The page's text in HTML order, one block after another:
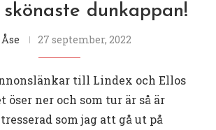
dunkappan!
Åse 27 september, 2022
till Lindex och Ellos
öser ner och som tur är så är
som jag att gå ut på